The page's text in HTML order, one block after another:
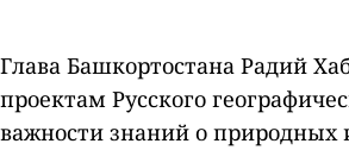
Глава Башкортостана Радий
проектам Русского
важности знаний о природных